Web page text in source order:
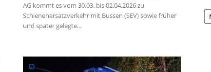
AG kommt es vom 30.03. bis 02.04.2026 zu
Schienenersatzverkehr mit Bussen (SEV) sowie früher
und später gelegte...